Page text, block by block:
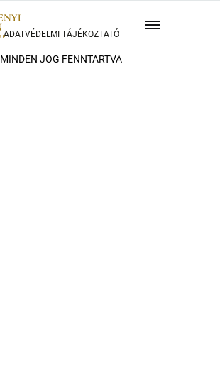
MINDEN JOG FENNTARTVA
ADATVÉDELMI TÁJÉKOZTATÓ